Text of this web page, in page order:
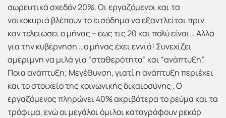
σωρευτικά σχεδόν 20%. Οι εργαζόμενοι και τα
νοικοκυριά βλέπουν το εισόδημα να εξαντλείται πριν
καν τελειώσει ο μήνας – έως τις 20 και πολύ είναι… Αλλά
για την κυβέρνηση …ο μήνας έχει εννιά! Συνεχίζει
αμέριμνη να μιλά για “σταθερότητα” και “ανάπτυξη”.
Ποια ανάπτυξη; Μεγέθυνση, γιατί η ανάπτυξη περιέχει
και το στοιχείο της κοινωνικής δικαιοσύνης . Ο
εργαζόμενος πληρώνει 40% ακριβότερα το ρεύμα και τα
τρόφιμα, ενώ οι μεγάλοι όμιλοι καταγράφουν ρεκόρ